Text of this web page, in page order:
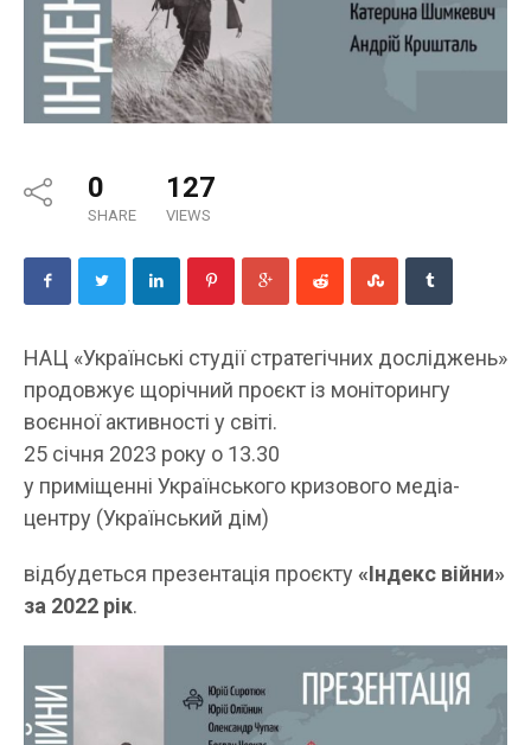
0
SHARE
127
VIEWS
НАЦ «Українські студії стратегічних досліджень»
продовжує щорічний проєкт із моніторингу
воєнної активності у світі.
25 січня 2023 року о 13.30
у приміщенні Українського кризового медіа-
центру (Український дім)
відбудеться презентація проєкту «Індекс війни»
за 2022 рік.